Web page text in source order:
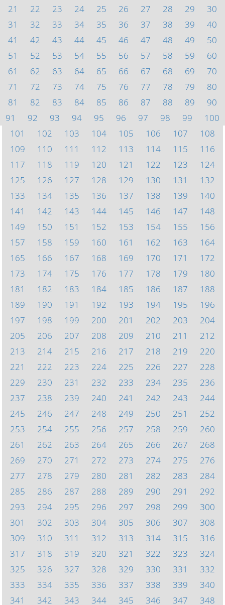
21
22 23 24 25 26 27 28 29
30
31
32 33 34 35 36 37 38 39
40
41
42 43 44 45 46 47 48 49
50
51
52 53 54 55 56 57 58 59
60
61
62 63 64 65 66 67 68 69
70
71
72 73 74 75 76 77 78 79
80
81
82 83 84 85 86 87 88 89
90
91
92 93 94 95 96 97 98 99
100
101
102 103 104 105 106 107
108
109
110 111 112 113 114 115
116
117
118 119 120 121 122 123
124
125
126 127 128 129 130 131
132
133
134 135 136 137 138 139
140
141
142 143 144 145 146 147
148
149
150 151 152 153 154 155
156
157
158 159 160 161 162 163
164
165
166 167 168 169 170 171
172
173
174 175 176 177 178 179
180
181
182 183 184 185 186 187
188
189
190 191 192 193 194 195
196
197
198 199 200 201 202 203
204
205
206 207 208 209 210 211
212
213
214 215 216 217 218 219
220
221
222 223 224 225 226 227
228
229
230 231 232 233 234 235
236
237
238 239 240 241 242 243
244
245
246 247 248 249 250 251
252
253
254 255 256 257 258 259
260
261
262 263 264 265 266 267
268
269
270 271 272 273 274 275
276
277
278 279 280 281 282 283
284
285
286 287 288 289 290 291
292
293
294 295 296 297 298 299
300
301
302 303 304 305 306 307
308
309
310 311 312 313 314 315
316
317
318 319 320 321 322 323
324
325
326 327 328 329 330 331
332
333
334 335 336 337 338 339
340
341
342 343 344 345 346 347 348